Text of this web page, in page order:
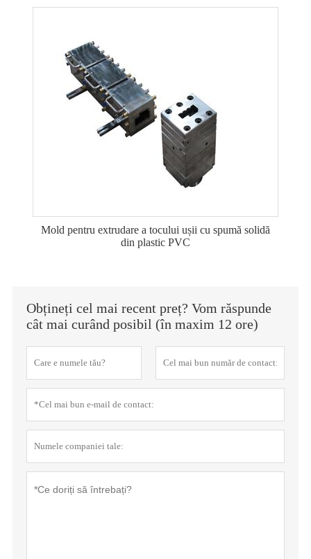
Mold pentru extrudare a tocului ușii cu spumă solidă
din plastic PVC
Obțineți cel mai recent preț? Vom răspunde
cât mai curând posibil (în maxim 12 ore)